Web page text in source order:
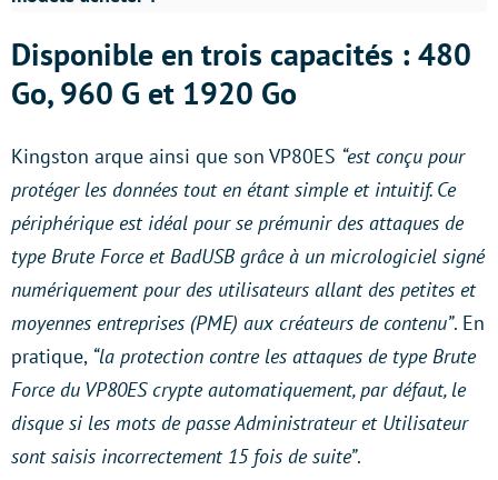
Disponible en trois capacités : 480
Go, 960 G et 1920 Go
Kingston arque ainsi que son VP80ES “est conçu pour
protéger les données tout en étant simple et intuitif. Ce
périphérique est idéal pour se prémunir des attaques de
type Brute Force et BadUSB grâce à un micrologiciel signé
numériquement pour des utilisateurs allant des petites et
moyennes entreprises (PME) aux créateurs de contenu”. En
pratique, “la protection contre les attaques de type Brute
Force du VP80ES crypte automatiquement, par défaut, le
disque si les mots de passe Administrateur et Utilisateur
sont saisis incorrectement 15 fois de suite”.